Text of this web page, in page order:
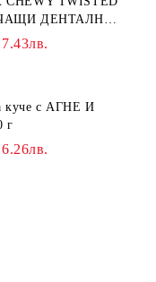
УВИТИ
7.43лв.
куче с АГНЕ И
г
6.26лв.